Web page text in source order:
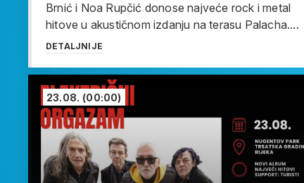
Brnić i Noa Rupčić donose najveće rock i metal
hitove u akustičnom izdanju na terasu Palacha....
DETALJNIJE
23.08. (00:00)